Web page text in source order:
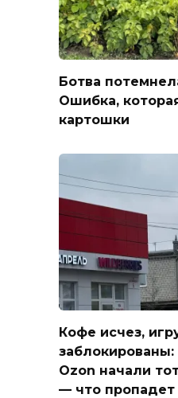
Ботва
Ошибка,
картошки
Кофе исчез,
Ozon начали
— что пропадет